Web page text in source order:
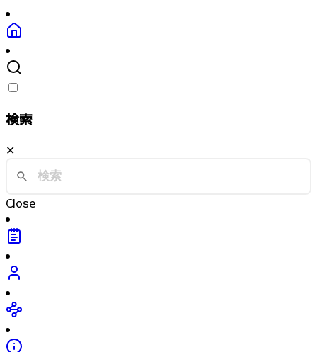
検索
✕
Close